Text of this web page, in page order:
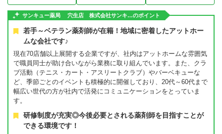
サンキュー薬局 穴生店 株式会社サンキ…のポイント
若手～ベテラン薬剤師が在籍！地域に密着したアットホー
ムな会社です♪
現在70店舗以上展開する企業ですが、社内はアットホームな雰囲気
で職員同士が助け合いながら業務に取り組んでいます。また、クラ
ブ活動（テニス・カート・アスリートクラブ）やバーベキューな
ど、季節ごとのイベントも積極的に開催しており、20代～60代まで
幅広い世代の方が社内で活発にコミュニケーションをとっていま
す。
研修制度が充実◎今後必要とされる薬剤師を目指すことが
できる環境です！